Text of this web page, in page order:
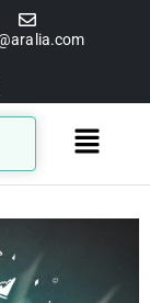
Main